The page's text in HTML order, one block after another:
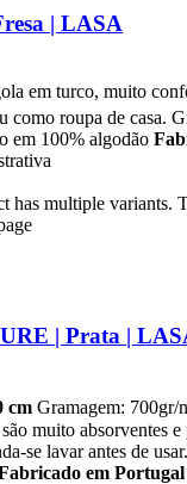
| LASA
em turco, muito
como roupa de casa.
em 100% algodão
has multiple variants.
| Prata |
cm Gramagem: 700gr/
muito absorventes e
se lavar antes de
em Portugal